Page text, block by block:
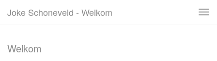
Joke Schoneveld - Welkom
Welkom